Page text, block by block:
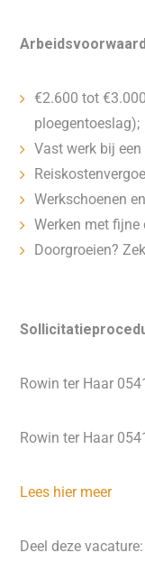
€2.600 tot
ploegentoeslag);
Vast werk bij
Werkschoenen
Werken met fijne
Doorgroeien?
Rowin ter Haar
Rowin ter Haar
Lees hier meer
Deel deze vacature: